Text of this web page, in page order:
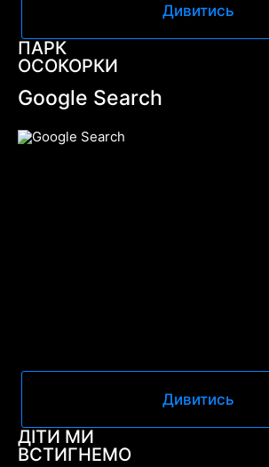
Дивитись
ПАРК
ОСОКОРКИ
Google Search
Дивитись
ДІТИ МИ
ВСТИГНЕМО